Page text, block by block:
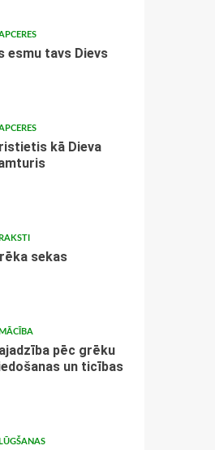
esmu tavs Dievs
kā Dieva
sekas
pēc grēku
un ticības